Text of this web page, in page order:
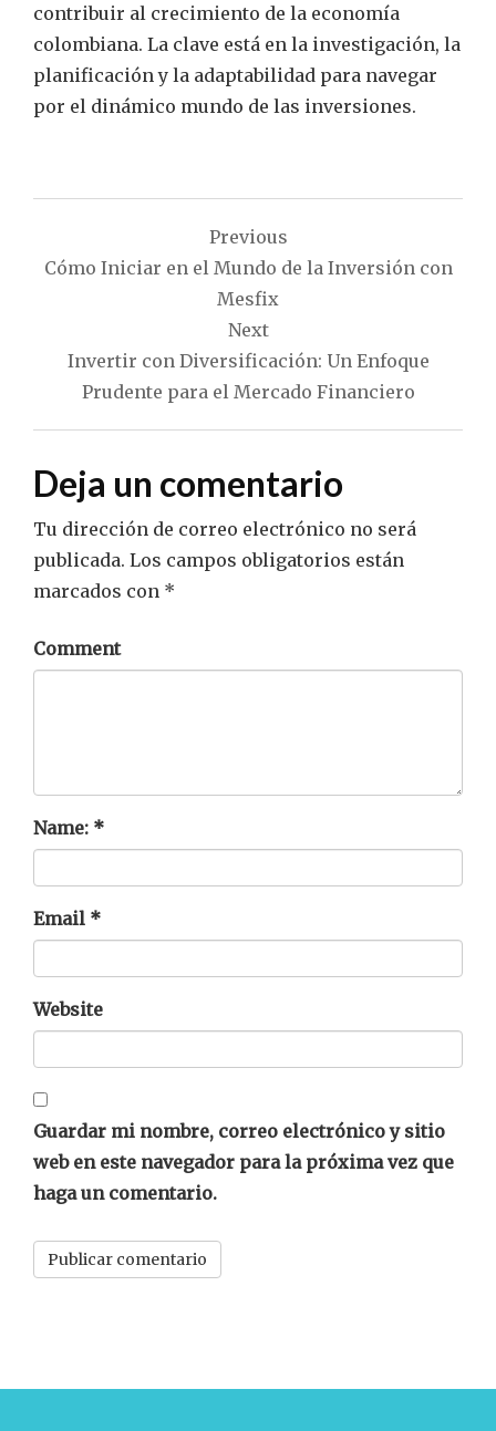
contribuir al crecimiento de la economía
colombiana. La clave está en la investigación, la
planificación y la adaptabilidad para navegar
por el dinámico mundo de las inversiones.
Navegación
de
Previous
Cómo Iniciar en el Mundo de la Inversión con
Mesfix
Next
Invertir con Diversificación: Un Enfoque
Prudente para el Mercado Financiero
Deja un comentario
Tu dirección de correo electrónico no será
publicada. Los campos obligatorios están
marcados con *
Comment
Name: *
Email *
Website
Guardar mi nombre, correo electrónico y sitio
web en este navegador para la próxima vez que
haga un comentario.